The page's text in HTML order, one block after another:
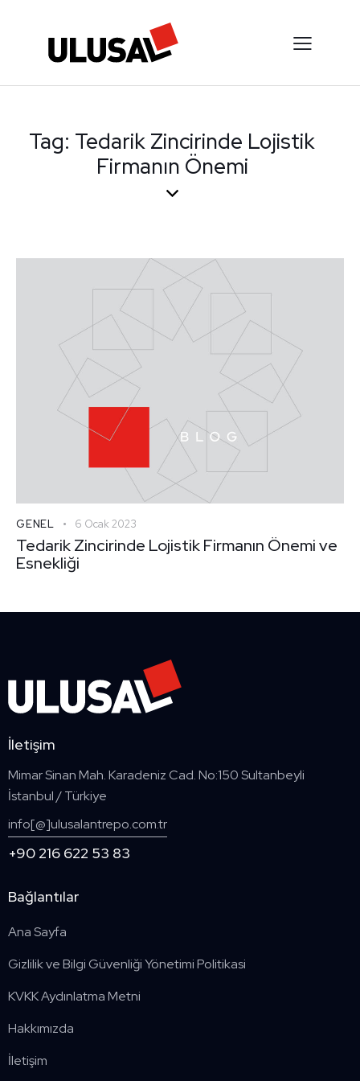
Tag: Tedarik Zincirinde Lojistik
Firmanın Önemi
GENEL 6 Ocak 2023
Tedarik Zincirinde Lojistik Firmanın Önemi ve
Esnekliği
İletişim
Mimar Sinan Mah. Karadeniz Cad. No:150 Sultanbeyli
İstanbul / Türkiye
info[@]ulusalantrepo.com.tr
+90 216 622 53 83
Bağlantılar
Ana Sayfa
Gizlilik ve Bilgi Güvenliği Yönetimi Politikasi
KVKK Aydınlatma Metni
Hakkımızda
İletişim